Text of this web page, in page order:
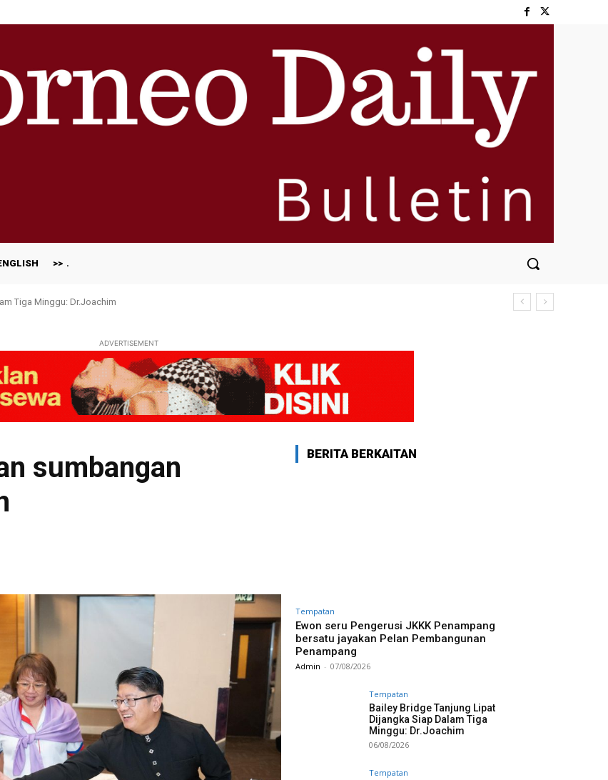
>>
Tiga Minggu: Dr.Joachim
ADVERTISEMENT
sumbangan
BERITA BERKAITAN
Tempatan
Ewon seru Pengerusi JKKK Penampang
bersatu jayakan Pelan Pembangunan
Penampang
Admin - 07/08/2026
Tempatan
Bailey Bridge Tanjung Lipat
Dijangka Siap Dalam Tiga
Minggu: Dr.Joachim
06/08/2026
Tempatan